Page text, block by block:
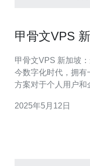
甲骨文VPS
甲骨文VPS 新加坡：
今数字化时代，拥有
方案对于个人用户和
供出色的在线体验。 甲骨文VPS 新加坡是一个备受信赖的
2025年5月12日